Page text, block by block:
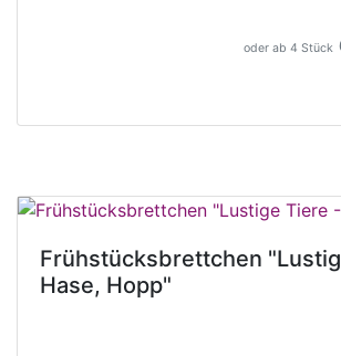
oder ab 4 Stück
Frühstücksbrettchen
Hase, Hopp"